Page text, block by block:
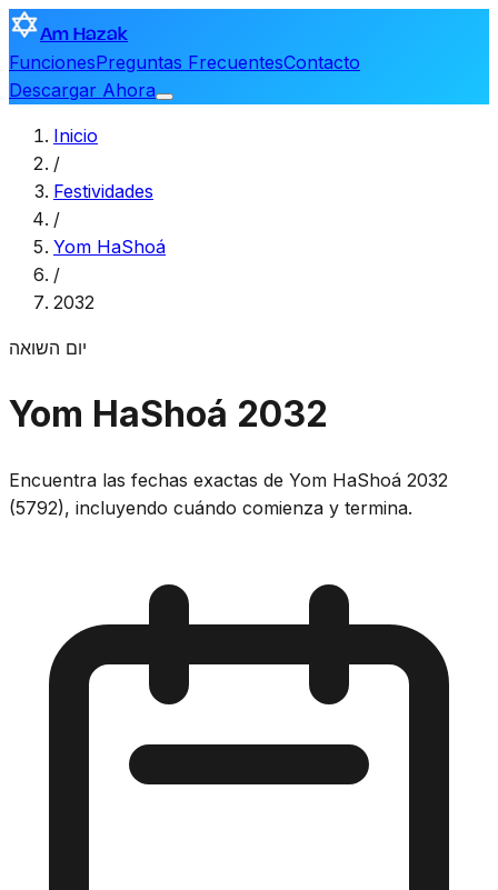
Am Hazak
FuncionesPreguntas FrecuentesContacto
Descargar Ahora
Inicio
/
Festividades
/
Yom HaShoá
/
2032
יום השואה
Yom HaShoá 2032
Encuentra las fechas exactas de Yom HaShoá 2032
(5792), incluyendo cuándo comienza y termina.